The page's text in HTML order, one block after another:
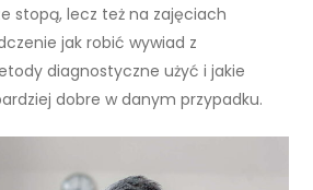
stopą, lecz też na zajęciach
jak robić wywiad z
diagnostyczne użyć i jakie
dobre w danym przypadku.